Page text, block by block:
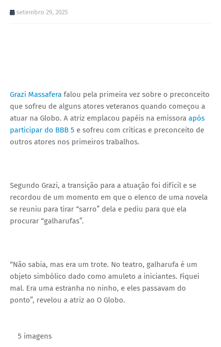
setembro 29, 2025
Grazi Massafera falou pela primeira vez sobre o preconceito
que sofreu de alguns atores veteranos quando começou a
atuar na Globo. A atriz emplacou papéis na emissora após
participar do BBB 5 e sofreu com críticas e preconceito de
outros atores nos primeiros trabalhos.
Segundo Grazi, a transição para a atuação foi difícil e se
recordou de um momento em que o elenco de uma novela
se reuniu para tirar “sarro” dela e pediu para que ela
procurar “galharufas”.
“Não sabia, mas era um trote. No teatro, galharufa é um
objeto simbólico dado como amuleto a iniciantes. Fiquei
mal. Era uma estranha no ninho, e eles passavam do
ponto”, revelou a atriz ao O Globo.
5 imagens